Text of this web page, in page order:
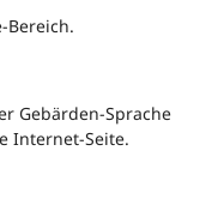
Bereich.
Gebärden-Sprache
Internet-Seite.